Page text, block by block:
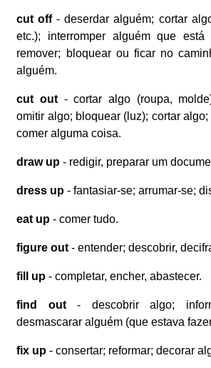
cut off- deserdar alguém; cortar
etc.); interromper alguém que está
remover; bloquear ou ficar no
alguém.
cut out - cortar algo (roupa,
omitir algo; bloquear (luz); cortar
comer alguma coisa.
draw up- redigir, preparar um
dress up- fantasiar-se; arrumar-se;
eat up- comer tudo.
figure out- entender; descobrir,
fill up - completar, encher, abastecer.
find out- descobrir algo;
desmascarar alguém (que estava
fix up - consertar; reformar; decorar